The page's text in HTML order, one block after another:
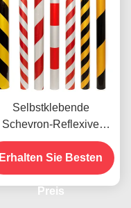
Selbstklebende
Schevron-Reflexive
Vinylfolie Vinylroll
Werbequalität
Erhalten Sie Besten
Preis